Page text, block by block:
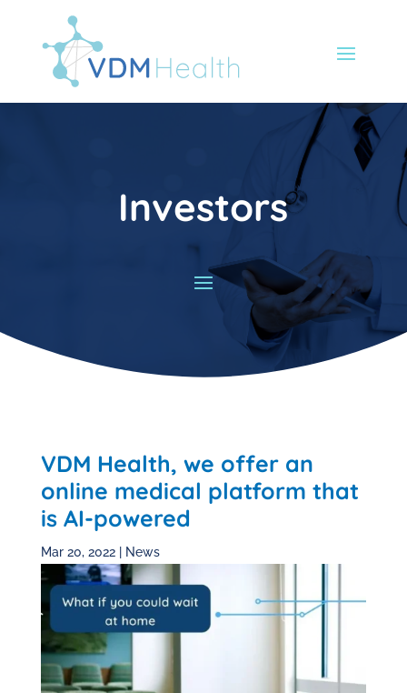
Investors
VDM Health, we offer an
online medical platform that
is AI-powered
Mar 20, 2022| News